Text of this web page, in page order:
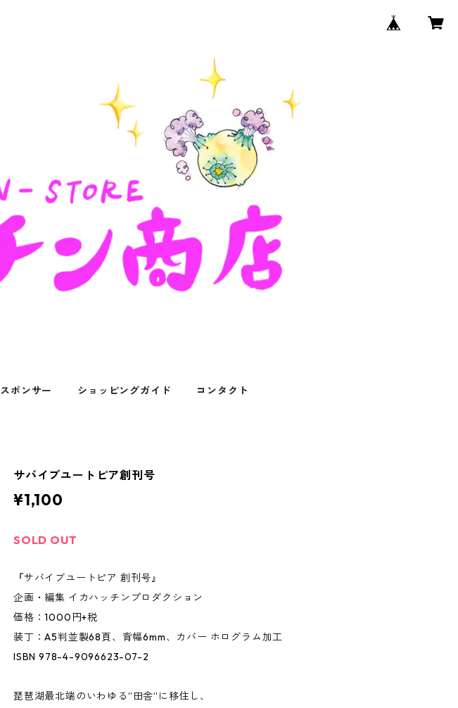
スポンサー ショッピングガイド コンタクト
サバイブユートピア創刊号
¥1,100
SOLD OUT
『サバイブユートピア 創刊号』
企画・編集 イカハッチンプロダクション
価格：1000円+税
装丁：A5判並製68頁、背幅6mm、カバー ホログラム加工
ISBN 978-4-9096623-07-2
琵琶湖最北端のいわゆる”田舎”に移住し、